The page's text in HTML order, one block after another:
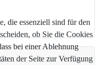
die essenziell sind für den
ob Sie die Cookies
bei einer Ablehnung
der Seite zur Verfügung